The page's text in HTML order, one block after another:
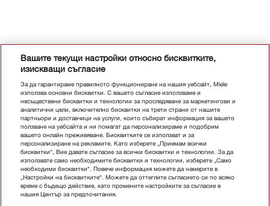
Вашите текущи настройки относно бисквитките,
изискващи съгласие
За да гарантираме правилното функциониране на нашия уебсайт, Miele
използва основни бисквитки. С вашето съгласие използваме и
несъществени бисквитки и технологии за проследяване за маркетингови и
аналитични цели, включително бисквитки на трети страни от нашите
партньори и доставчици на услуги, които събират информация за вашето
ползване на уебсайта и ни помагат да персонализираме и подобрим
вашето онлайн преживяване. Бисквитките се използват и за
персонализиране на рекламите. Като изберете „Приемам всички
бисквитки“, Вие давате съгласие за всички бисквитки и технологии. За да
използвате само необходимите бисквитки и технологии, изберете „Само
необходими бисквитки“. Повече информация можете да намерите в
„Настройки на бисквитките“. Можете да оттеглите съгласието си по всяко
време с бъдещо действие, като промените настройките за съгласие в
нашия Център за предпочитания.